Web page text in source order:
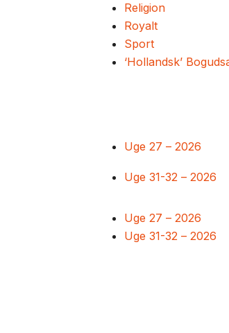
Religion
Royalt
Sport
‘Hollandsk’
Uge 27 – 2026
Uge 31-32 – 2026
Uge 27 – 2026
Uge 31-32 – 2026